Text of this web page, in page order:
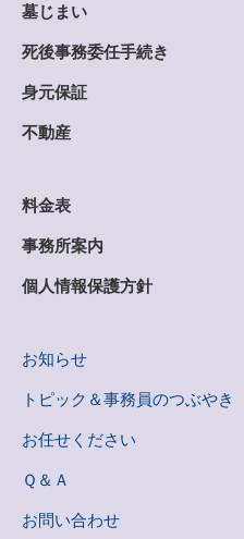
墓じまい
死後事務委任手続き
身元保証
不動産
料金表
事務所案内
個人情報保護方針
お知らせ
トピック＆事務員のつぶやき
お任せください
Ｑ＆Ａ
お問い合わせ